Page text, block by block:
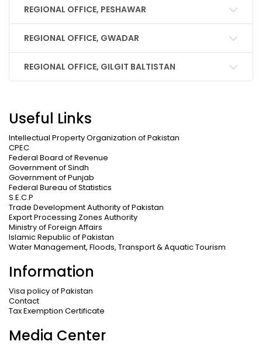
REGIONAL OFFICE, PESHAWAR
REGIONAL OFFICE, GWADAR
REGIONAL OFFICE, GILGIT BALTISTAN
Useful Links
Intellectual Property Organization of Pakistan
CPEC
Federal Board of Revenue
Government of Sindh
Government of Punjab
Federal Bureau of Statistics
S.E.C.P
Trade Development Authority of Pakistan
Export Processing Zones Authority
Ministry of Foreign Affairs
Islamic Republic of Pakistan
Water Management, Floods, Transport & Aquatic Tourism
Information
Visa policy of Pakistan
Contact
Tax Exemption Certificate
Media Center